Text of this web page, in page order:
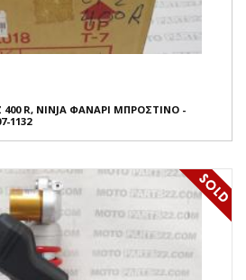
400 R, NINJA ΦΑΝΑΡΙ ΜΠΡΟΣΤΙΝΟ -
1132